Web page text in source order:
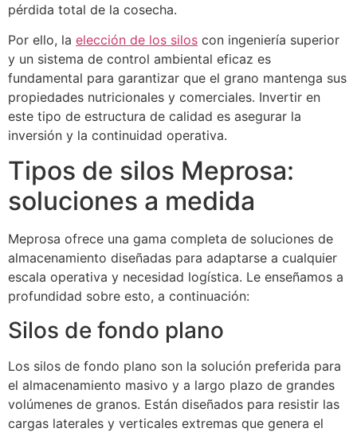
pérdida total de la cosecha.
Por ello, la elección de los silos con ingeniería superior
y un sistema de control ambiental eficaz es
fundamental para garantizar que el grano mantenga sus
propiedades nutricionales y comerciales. Invertir en
este tipo de estructura de calidad es asegurar la
inversión y la continuidad operativa.
Tipos de silos Meprosa:
soluciones a medida
Meprosa ofrece una gama completa de soluciones de
almacenamiento diseñadas para adaptarse a cualquier
escala operativa y necesidad logística. Le enseñamos a
profundidad sobre esto, a continuación:
Silos de fondo plano
Los silos de fondo plano son la solución preferida para
el almacenamiento masivo y a largo plazo de grandes
volúmenes de granos. Están diseñados para resistir las
cargas laterales y verticales extremas que genera el